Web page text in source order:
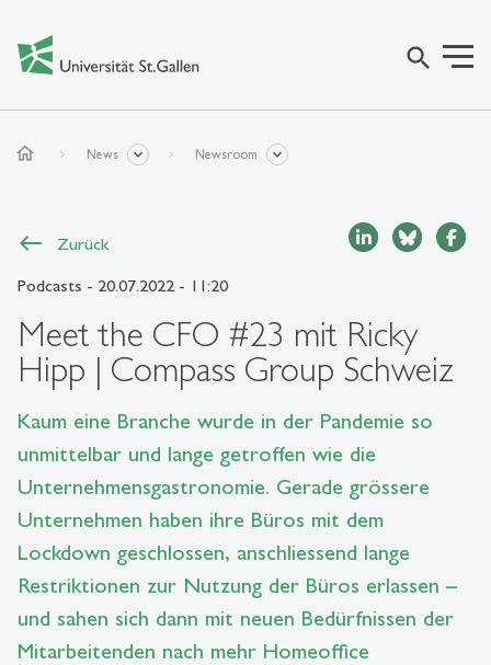
search
home News Newsroom
Zurück
Podcasts - 20.07.2022 - 11:20
Meet the CFO #23 mit Ricky
Hipp | Compass Group Schweiz
Kaum eine Branche wurde in der Pandemie so
unmittelbar und lange getroffen wie die
Unternehmensgastronomie. Gerade grössere
Unternehmen haben ihre Büros mit dem
Lockdown geschlossen, anschliessend lange
Restriktionen zur Nutzung der Büros erlassen –
und sahen sich dann mit neuen Bedürfnissen der
Mitarbeitenden nach mehr Homeoffice